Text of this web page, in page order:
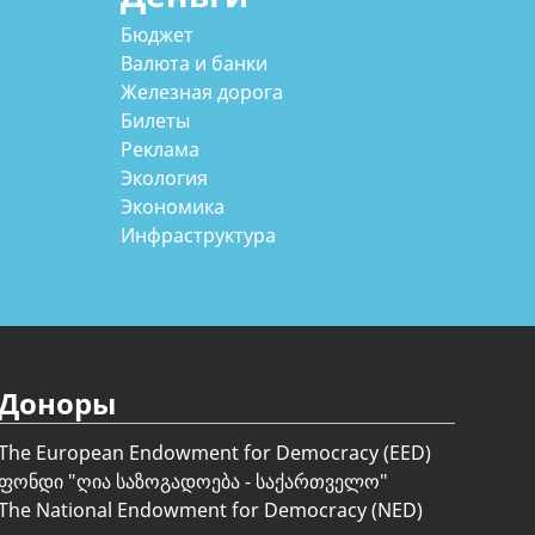
Бюджет
Валюта и банки
Железная дорога
Билеты
Реклама
Экология
Экономика
Инфраструктура
European Endowment for Democracy (EED)
"ღია საზოგადოება - საქართველო"
National Endowment for Democracy (NED)